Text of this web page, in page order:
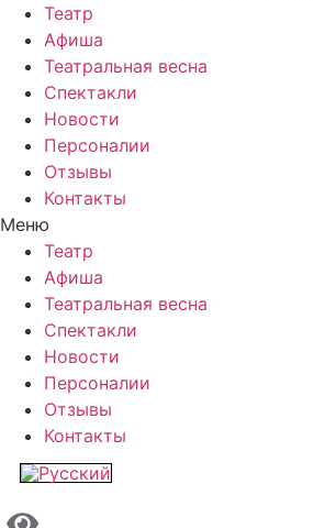
Театр
Афиша
Театральная весна
Спектакли
Новости
Персоналии
Отзывы
Контакты
Меню
Театр
Афиша
Театральная весна
Спектакли
Новости
Персоналии
Отзывы
Контакты